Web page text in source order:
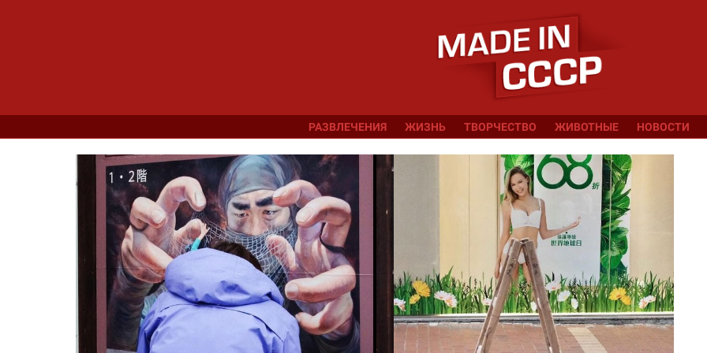
РАЗВЛЕЧЕНИЯ ЖИЗНЬ ТВОРЧЕСТВО ЖИВОТНЫЕ НОВОСТИ